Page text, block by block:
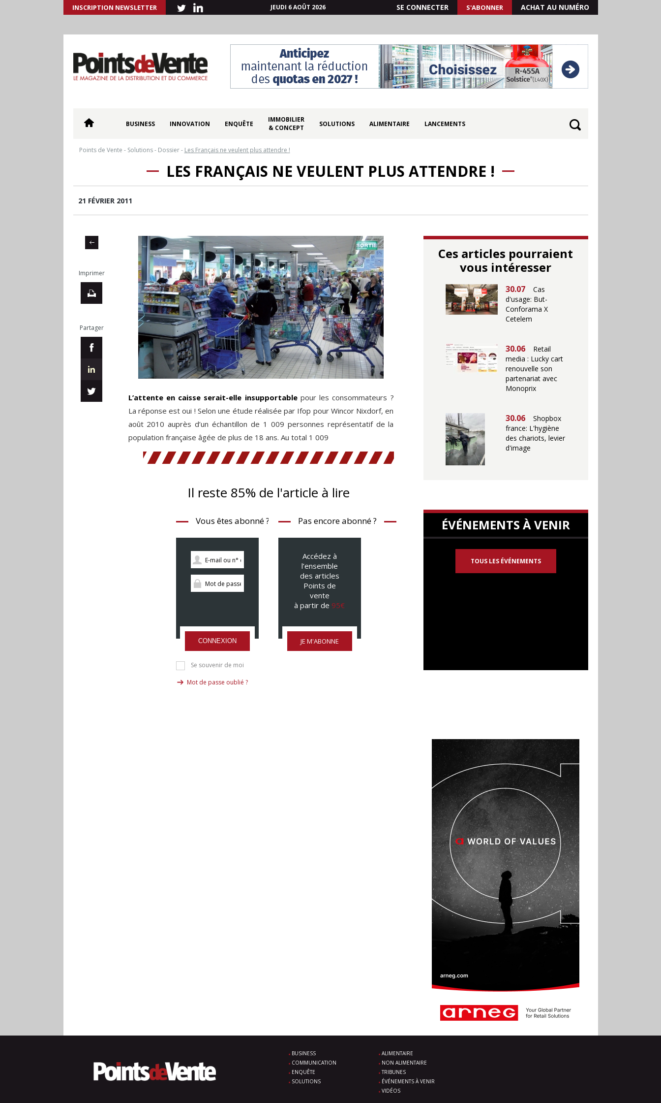
INSCRIPTION NEWSLETTER JEUDI 6 AOÛT 2026 SE CONNECTER S'ABONNER ACHAT AU NUMÉRO
BUSINESS INNOVATION ENQUÊTE
IMMOBILIER
& CONCEPT
SOLUTIONS ALIMENTAIRE LANCEMENTS
Points de Vente - Solutions- Dossier- Les Français ne veulent plus attendre !
LES FRANÇAIS NE VEULENT PLUS ATTENDRE !
21 FÉVRIER 2011
Imprimer
Partager
L’attente en caisse serait-elle insupportable pour les consommateurs ?
La réponse est oui ! Selon une étude réalisée par Ifop pour Wincor Nixdorf, en
août 2010 auprès d’un échantillon de 1 009 personnes représentatif de la
population française âgée de plus de 18 ans. Au total 1 009
Il reste 85% de l'article à lire
Vous êtes abonné ?
CONNEXION
Se souvenir de moi
Mot de passe oublié ?
Pas encore abonné ?
Accédez à
l’ensemble
des articles
Points de
vente
à partir de 95€
JE M'ABONNE
Ces articles pourraient
vous intéresser
30.07
Cas
d'usage: But-
Conforama X
Cetelem
30.06
Retail
media : Lucky cart
renouvelle son
partenariat avec
Monoprix
30.06
Shopbox
france: L'hygiène
des chariots, levier
d'image
ÉVÉNEMENTS À VENIR
TOUS LES ÉVÉNEMENTS
BUSINESS
COMMUNICATION
ENQUÊTE
SOLUTIONS
ALIMENTAIRE
NON ALIMENTAIRE
TRIBUNES
ÉVÉNEMENTS À VENIR
VIDÉOS